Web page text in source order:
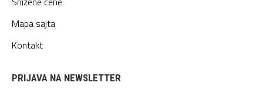
Mapa sajta
Kontakt
PRIJAVA NA NEWSLETTER